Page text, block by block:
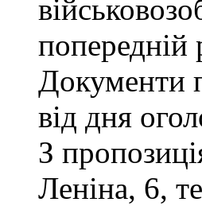
попередній
Документи
від дня
З
Леніна, 6,